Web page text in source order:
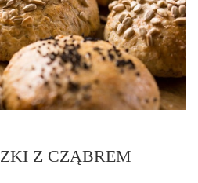
Z CZĄBREM